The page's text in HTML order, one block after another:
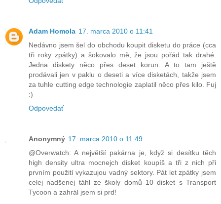
Adam Homola 17. marca 2010 o 11:41
Nedávno jsem šel do obchodu koupit disketu do práce (cca
tři roky zpátky) a šokovalo mě, že jsou pořád tak drahé.
Jedna diskety něco přes deset korun. A to tam ještě
prodávali jen v paklu o deseti a více disketách, takže jsem
za tuhle cutting edge technologie zaplatil něco přes kilo. Fuj
:)
Odpovedať
Anonymný 17. marca 2010 o 11:49
@Overwatch: A největší pakárna je, když si desítku těch
high density ultra mocnejch disket koupíš a tři z nich při
prvním použití vykazujou vadný sektory. Pát let zpátky jsem
celej nadšenej táhl ze školy domů 10 disket s Transport
Tycoon a zahrál jsem si prd!